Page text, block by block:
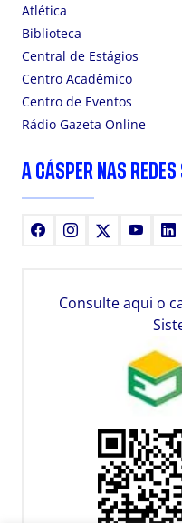
Atlética
Biblioteca
Central de Estágios
Centro Acadêmico
Centro de Eventos
Rádio Gazeta Online
A CÁSPER NAS REDES
FacebookInstagram
Consulte aqui o